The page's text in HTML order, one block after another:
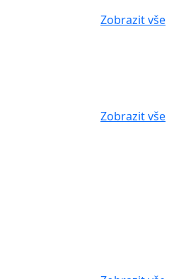
Zobrazit vše
Zobrazit vše